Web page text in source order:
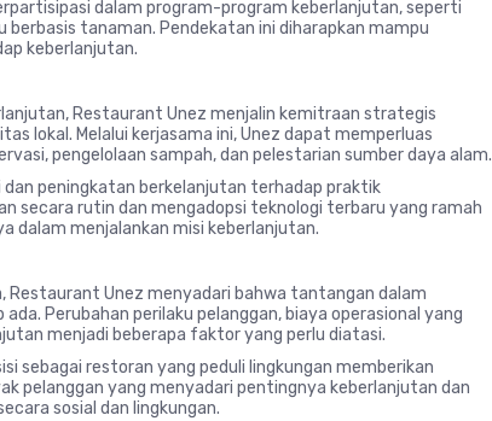
dalam program-program keberlanjutan, seperti
tanaman. Pendekatan ini diharapkan mampu
keberlanjutan.
Restaurant Unez menjalin kemitraan strategis
lokal. Melalui kerjasama ini, Unez dapat memperluas
pengelolaan sampah, dan pelestarian sumber daya alam.
dan peningkatan berkelanjutan terhadap praktik
secara rutin dan mengadopsi teknologi terbaru yang ramah
dalam menjalankan misi keberlanjutan.
Restaurant Unez menyadari bahwa tantangan dalam
Perubahan perilaku pelanggan, biaya operasional yang
menjadi beberapa faktor yang perlu diatasi.
sebagai restoran yang peduli lingkungan memberikan
pelanggan yang menyadari pentingnya keberlanjutan dan
sosial dan lingkungan.